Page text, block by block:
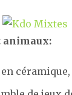
animaux:
céramique,